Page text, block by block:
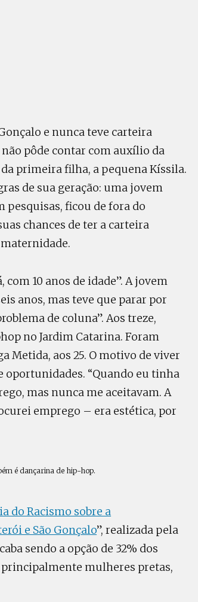
e nunca teve carteira
pôde contar com auxílio da
primeira filha, a pequena Kíssila.
de sua geração: uma jovem
pesquisas, ficou de fora do
chances de ter a carteira
10 anos de idade”. A jovem
anos, mas teve que parar por
de coluna”. Aos treze,
no Jardim Catarina. Foram
Metida, aos 25. O motivo de viver
“Quando eu tinha
mas nunca me aceitavam. A
emprego – era estética, por
é dançarina de hip-hop.
do Racismo sobre a
e São Gonçalo”, realizada pela
sendo a opção de 32% dos
principalmente mulheres pretas,